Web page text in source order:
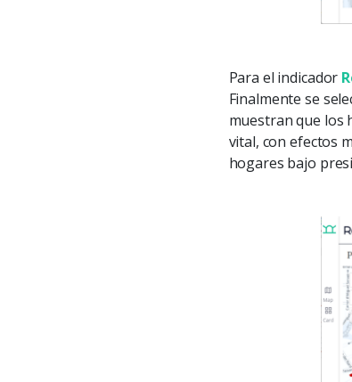
Para el indicador
Finalmente se
muestran que los
vital, con efectos
hogares bajo